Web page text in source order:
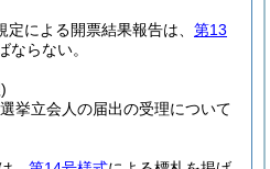
による開票結果報告は、 第13
ならない。
挙立会人の届出の受理について